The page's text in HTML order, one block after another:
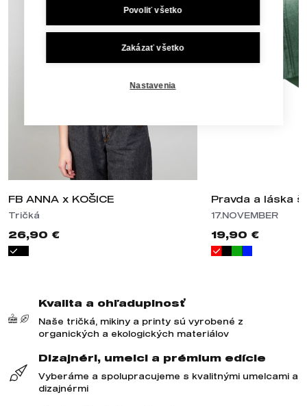
FB ANNA x KOŠICE
Tričká
26,90 €
Pravda a láska
17.NOVEMBER
19,90 €
Kvalita a ohľaduplnosť
Naše tričká, mikiny a printy sú vyrobené z
organických a ekologických materiálov
Dizajnéri, umelci a prémium edície
Vyberáme a spolupracujeme s kvalitnými umelcami a
dizajnérmi
Povoliť všetko
Zakázať všetko
Nastavenia